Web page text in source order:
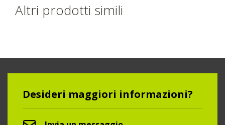
Altri prodotti simili
Desideri maggiori informazioni?